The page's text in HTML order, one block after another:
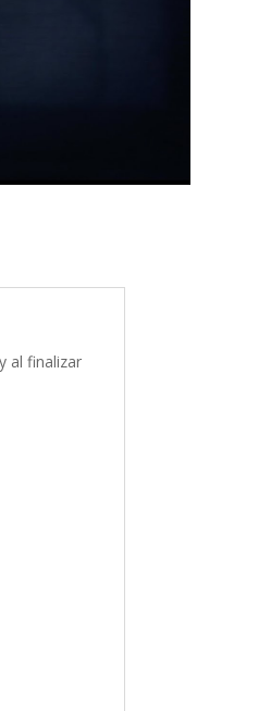
al finalizar